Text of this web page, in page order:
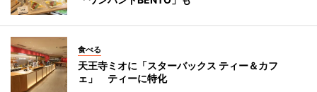
食べる
天王寺ミオに「スターバックス ティー＆カフ
ェ」 ティーに特化